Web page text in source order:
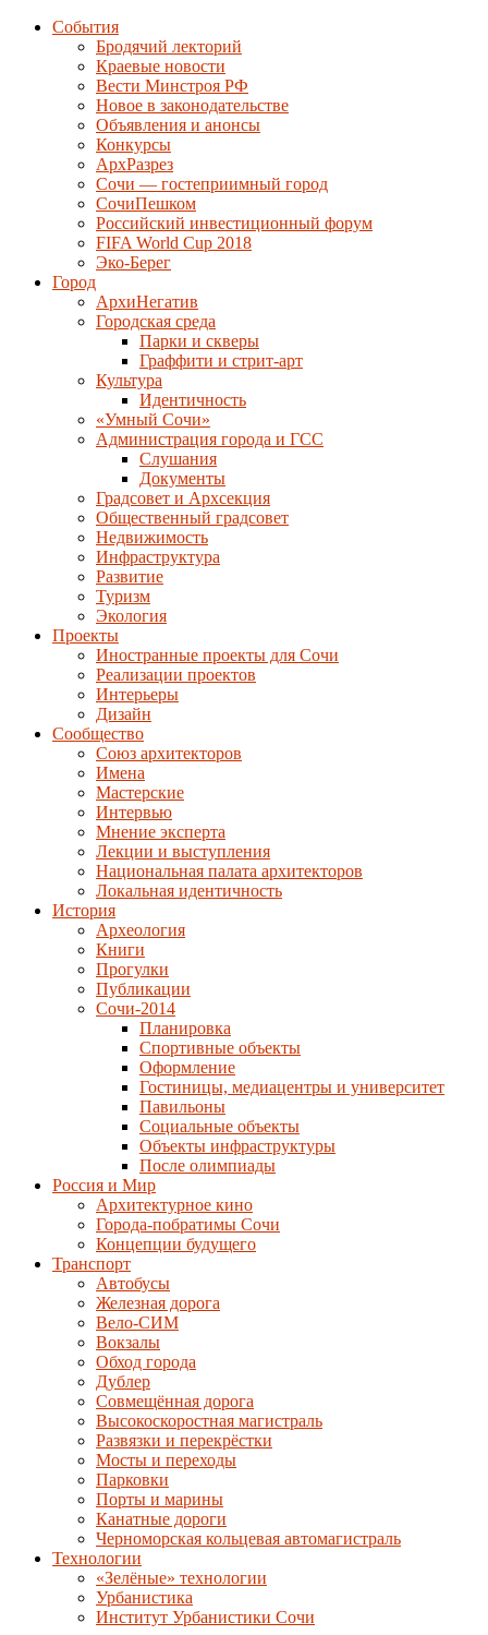
События
Бродячий лекторий
Краевые новости
Вести Минстроя РФ
Новое в законодательстве
Объявления и анонсы
Конкурсы
АрхРазрез
Сочи — гостеприимный город
СочиПешком
Российский инвестиционный форум
FIFA World Cup 2018
Эко-Берег
Город
АрхиНегатив
Городская среда
Парки и скверы
Граффити и стрит-арт
Культура
Идентичность
«Умный Сочи»
Администрация города и ГСС
Слушания
Документы
Градсовет и Архсекция
Общественный градсовет
Недвижимость
Инфраструктура
Развитие
Туризм
Экология
Проекты
Иностранные проекты для Сочи
Реализации проектов
Интерьеры
Дизайн
Сообщество
Союз архитекторов
Имена
Мастерские
Интервью
Мнение эксперта
Лекции и выступления
Национальная палата архитекторов
Локальная идентичность
История
Археология
Книги
Прогулки
Публикации
Сочи-2014
Планировка
Спортивные объекты
Оформление
Гостиницы, медиацентры и университет
Павильоны
Социальные объекты
Объекты инфраструктуры
После олимпиады
Россия и Мир
Архитектурное кино
Города-побратимы Сочи
Концепции будущего
Транспорт
Автобусы
Железная дорога
Вело-СИМ
Вокзалы
Обход города
Дублер
Совмещённая дорога
Высокоскоростная магистраль
Развязки и перекрёстки
Мосты и переходы
Парковки
Порты и марины
Канатные дороги
Черноморская кольцевая автомагистраль
Технологии
«Зелёные» технологии
Урбанистика
Институт Урбанистики Сочи